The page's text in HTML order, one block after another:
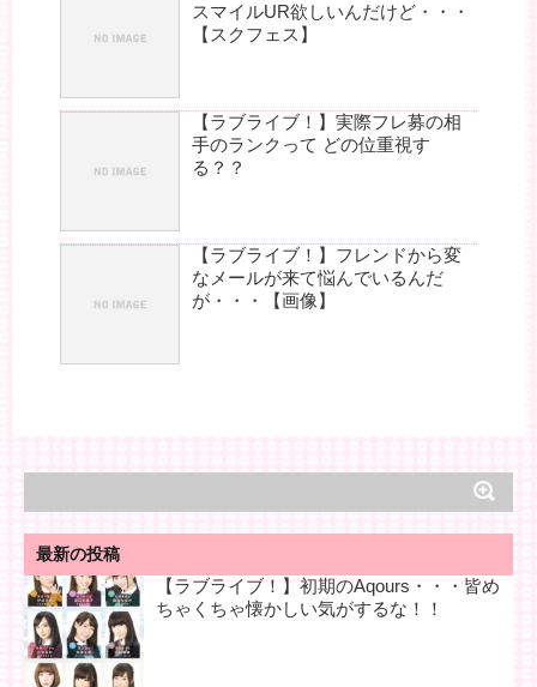
スマイルUR欲しいんだけど・・・
【スクフェス】
【ラブライブ！】実際フレ募の相
手のランクって どの位重視す
る？？
【ラブライブ！】フレンドから変
なメールが来て悩んでいるんだ
が・・・【画像】
最新の投稿
【ラブライブ！】初期のAqours・・・皆め
ちゃくちゃ懐かしい気がするな！！